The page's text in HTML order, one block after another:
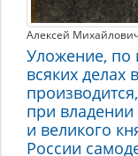
Алексей
Уложение, по
всяких делах
при владении
и великого
России